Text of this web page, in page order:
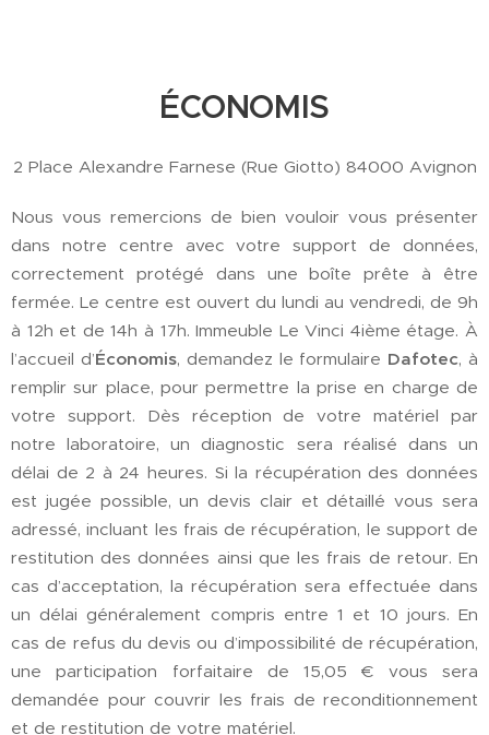
ÉCONOMIS
2 Place Alexandre Farnese (Rue Giotto) 84000 Avignon
Nous vous remercions de bien vouloir vous présenter
dans notre centre avec votre support de données,
correctement protégé dans une boîte prête à être
fermée. Le centre est ouvert du lundi au vendredi, de 9h
à 12h et de 14h à 17h. Immeuble Le Vinci 4ième étage. À
l’accueil d’Économis, demandez le formulaire Dafotec, à
remplir sur place, pour permettre la prise en charge de
votre support. Dès réception de votre matériel par
notre laboratoire, un diagnostic sera réalisé dans un
délai de 2 à 24 heures. Si la récupération des données
est jugée possible, un devis clair et détaillé vous sera
adressé, incluant les frais de récupération, le support de
restitution des données ainsi que les frais de retour. En
cas d’acceptation, la récupération sera effectuée dans
un délai généralement compris entre 1 et 10 jours. En
cas de refus du devis ou d’impossibilité de récupération,
une participation forfaitaire de 15,05 € vous sera
demandée pour couvrir les frais de reconditionnement
et de restitution de votre matériel.